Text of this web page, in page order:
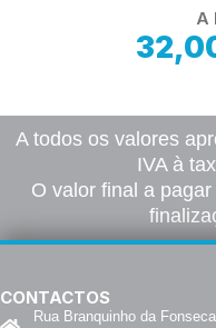
A
A todos os valores
IVA à
O valor final a
CONTACTOS
Rua Branquinho da